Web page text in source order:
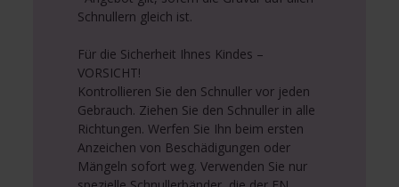
Schnullern gleich ist.
Für die Sicherheit Ihnes Kindes –
VORSICHT!
Kontrollieren Sie den Schnuller vor jeden
Gebrauch. Ziehen Sie den Schnuller in alle
Richtungen. Werfen Sie Ihn beim ersten
Anzeichen von Beschädigungen oder
Mängeln sofort weg. Verwenden Sie nur